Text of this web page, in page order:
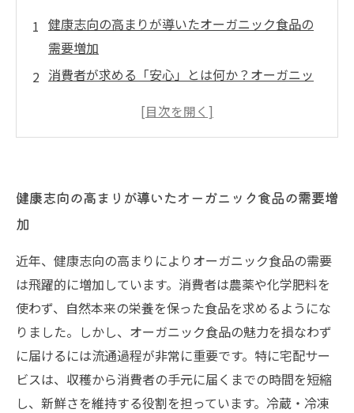
健康志向の高まりが導いたオーガニック食品の
需要増加
消費者が求める「安心」とは何か？オーガニッ
安全なオーガニック食品を届けるために必要な
への対応力
食品流通の展望
宅配業界が推進するオーガニック食品の普及と
消費者満足
オーガニック食品と宅配が創る、健康で安心な
食生活の未来
健康志向の高まりが導いたオーガニック食品の需要増
加
近年、健康志向の高まりによりオーガニック食品の需要
は飛躍的に増加しています。消費者は農薬や化学肥料を
使わず、自然本来の栄養を保った食品を求めるようにな
りました。しかし、オーガニック食品の魅力を損なわず
に届けるには流通過程が非常に重要です。特に宅配サー
ビスは、収穫から消費者の手元に届くまでの時間を短縮
し、新鮮さを維持する役割を担っています。冷蔵・冷凍